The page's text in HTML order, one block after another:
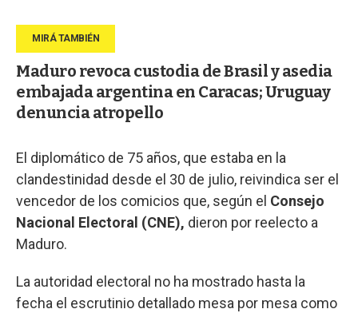
Maduro revoca custodia de Brasil y asedia
embajada argentina en Caracas; Uruguay
denuncia atropello
El diplomático de 75 años, que estaba en la
clandestinidad desde el 30 de julio, reivindica ser el
vencedor de los comicios que, según el Consejo
Nacional Electoral (CNE), dieron por reelecto a
Maduro.
La autoridad electoral no ha mostrado hasta la
fecha el escrutinio detallado mesa por mesa como